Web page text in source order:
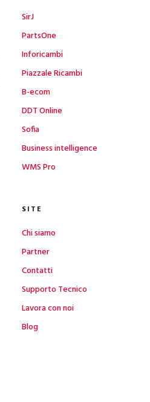
SirJ
PartsOne
Inforicambi
Piazzale Ricambi
B-ecom
DDT Online
Sofia
Business intelligence
WMS Pro
SITE
Chi siamo
Partner
Contatti
Supporto Tecnico
Lavora con noi
Blog